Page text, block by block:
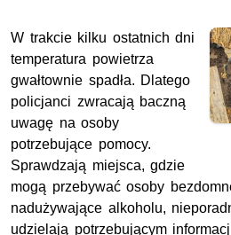
W trakcie kilku ostatnich dni
temperatura powietrza
gwałtownie spadła. Dlatego
policjanci zwracają baczną
uwagę na osoby
potrzebujące pomocy.
Sprawdzają miejsca, gdzie
mogą przebywać osoby
nadużywające alkoholu,
udzielają potrzebującym